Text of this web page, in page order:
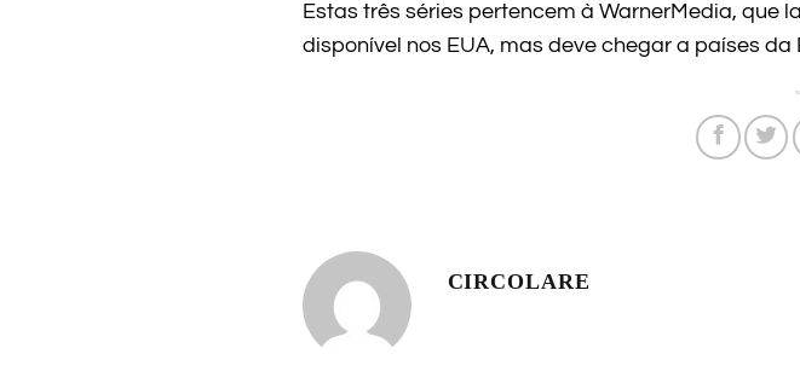
Estas três séries pertencem à WarnerMedia, que
disponível nos EUA, mas deve chegar a países
CIRCOLARE